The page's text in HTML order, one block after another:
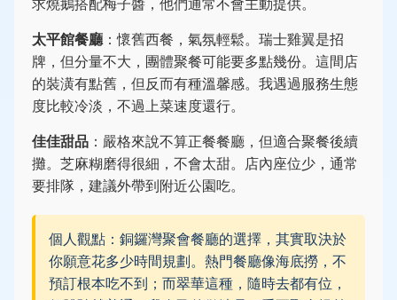
太平館餐廳：懷舊西餐，氣氛輕鬆。瑞士雞翼是招
牌，但分量不大，團體聚餐可能要多點幾份。這間店
的裝潢有點舊，但反而有種溫馨感。我遇過服務生態
度比較冷淡，不過上菜速度還行。
佳佳甜品 ：嚴格來說不算正餐餐廳，但適合聚餐後續
攤。芝麻糊磨得很細，不會太甜。店內座位少，通常
要排隊，建議外帶到附近公園吃。
個人觀點：銅鑼灣聚會餐廳的選擇，其實取決於
你願意花多少時間規劃。熱門餐廳像海底撈，不
預訂根本吃不到；而翠華這種，隨時去都有位，